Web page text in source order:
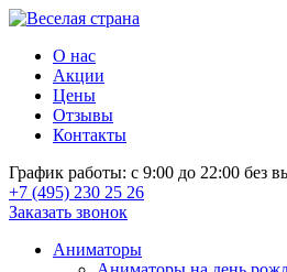
О нас
Акции
Цены
Отзывы
Контакты
График работы: с 9:00 до 22:00 без
+7 (495) 230 25 26
Заказать звонок
Аниматоры